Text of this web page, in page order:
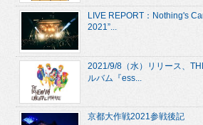
LIVE REPORT：Nothing's
2021”...
2021/9/8（水）リリース、
ルバム『ess...
京都大作戦2021参戦後記